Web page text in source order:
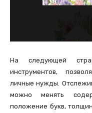
На следующей
инструментов,
личные нужды.
можно менять
положение букв,